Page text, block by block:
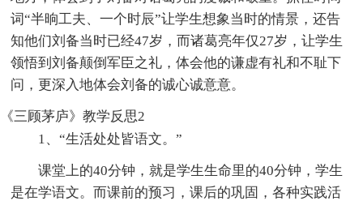
词“半晌工夫、一个时辰”让学生想象当时的情景，还告
知他们刘备当时已经47岁，而诸葛亮年仅27岁，让学生
领悟到刘备颠倒军臣之礼，体会他的谦虚有礼和不耻下
问，更深入地体会刘备的诚心诚意意。
《三顾茅庐》教学反思2
1、“生活处处皆语文。”
课堂上的40分钟，就是学生生命里的40分钟，学生
是在学语文。而课前的预习，课后的巩固，各种实践活